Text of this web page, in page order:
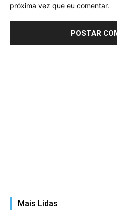
próxima vez que eu comentar.
Mais Lidas